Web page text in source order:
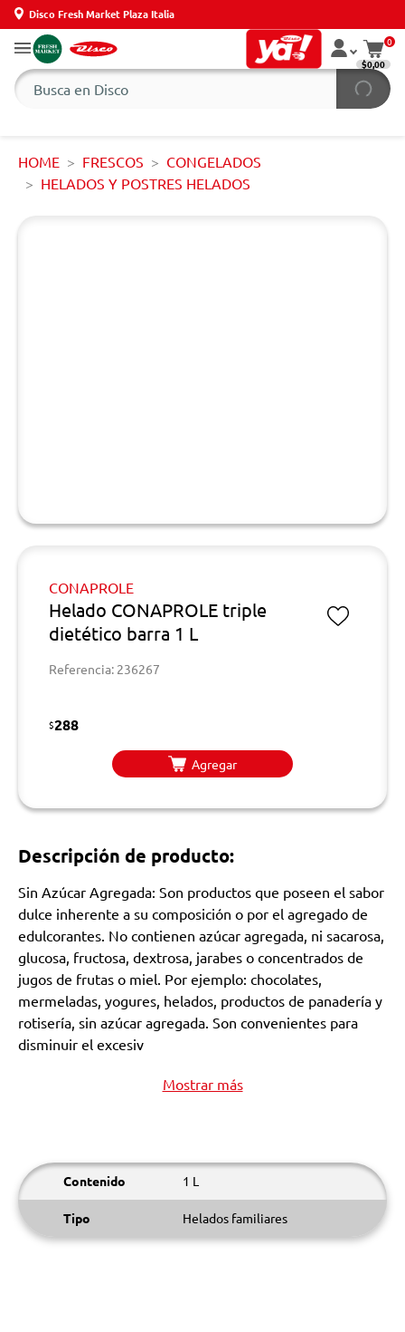
Disco Fresh Market Plaza Italia
0
$0,00
HOME FRESCOS
CONGELADOS
HELADOS Y POSTRES HELADOS
CONAPROLE
Helado CONAPROLE triple
dietético barra 1 L
Referencia: 236267
$288
Agregar
Descripción de producto:
Sin Azúcar Agregada: Son productos que poseen el sabor
dulce inherente a su composición o por el agregado de
edulcorantes. No contienen azúcar agregada, ni sacarosa,
glucosa, fructosa, dextrosa, jarabes o concentrados de
jugos de frutas o miel. Por ejemplo: chocolates,
mermeladas, yogures, helados, productos de panadería y
rotisería, sin azúcar agregada. Son convenientes para
disminuir el excesiv
Mostrar más
Contenido 1 L
Tipo Helados familiares